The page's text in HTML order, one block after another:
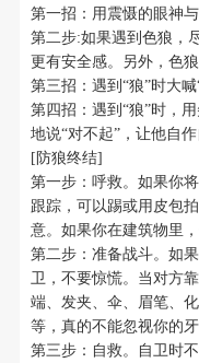
第一招：用震慑的眼神与
第二步:如果遇到色狼，
更有安全感。另外，色
第三招：遇到“狼”时大喊
第四招：遇到“狼”时，
地说“对不起”，让他自作
[防狼终结]
第一步：呼救。如果你
跟踪，可以踢或用皮包
意。如果你在建筑物里
第二步：准备战斗。如
卫，不要惊慌。当对方
端、发夹、伞、眉笔、
等，真的不能忽视你的
第三步：自救。自卫时